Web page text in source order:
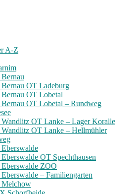
A-Z
Bernau OT Ladeburg
Bernau OT Lobetal
Bernau OT Lobetal – Rundweg
Wandlitz OT Lanke – Lager Koralle
Wandlitz OT Lanke – Hellmühler
OT Spechthausen
Eberswalde ZOO
– Familiengarten
Melchow